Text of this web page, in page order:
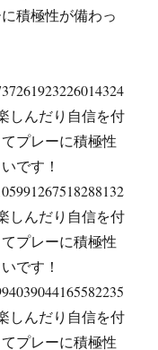
積極性が備わっ